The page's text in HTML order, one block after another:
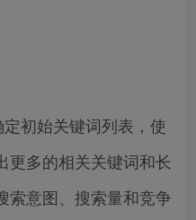
初始关键词列表，使
更多的相关关键词和长
索意图、搜索量和竞争